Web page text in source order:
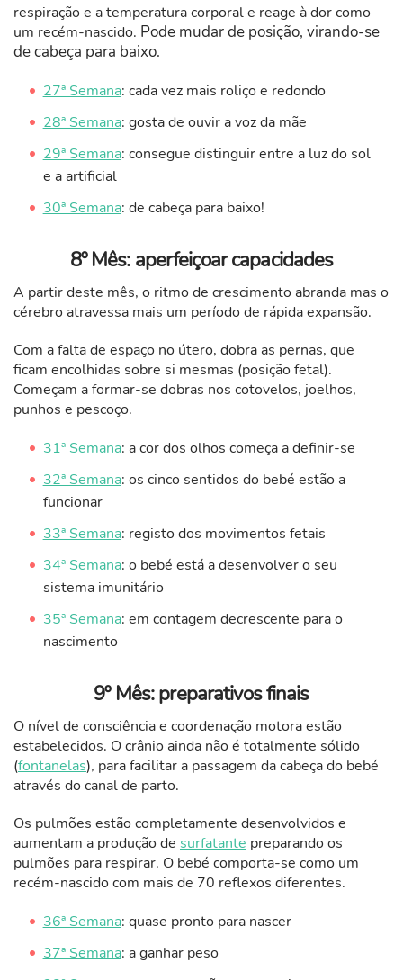
respiração e a temperatura corporal e reage à dor como
um recém-nascido. Pode mudar de posição, virando-se
de cabeça para baixo.
27ª Semana: cada vez mais roliço e redondo
28ª Semana: gosta de ouvir a voz da mãe
29ª Semana: consegue distinguir entre a luz do sol
e a artificial
30ª Semana: de cabeça para baixo!
8º Mês: aperfeiçoar capacidades
A partir deste mês, o ritmo de crescimento abranda mas o
cérebro atravessa mais um período de rápida expansão.
Com a falta de espaço no útero, dobra as pernas, que
ficam encolhidas sobre si mesmas (posição fetal).
Começam a formar-se dobras nos cotovelos, joelhos,
punhos e pescoço.
31ª Semana: a cor dos olhos começa a definir-se
32ª Semana: os cinco sentidos do bebé estão a
funcionar
33ª Semana: registo dos movimentos fetais
34ª Semana: o bebé está a desenvolver o seu
sistema imunitário
35ª Semana: em contagem decrescente para o
nascimento
9º Mês: preparativos finais
O nível de consciência e coordenação motora estão
estabelecidos. O crânio ainda não é totalmente sólido
(fontanelas), para facilitar a passagem da cabeça do bebé
através do canal de parto.
Os pulmões estão completamente desenvolvidos e
aumentam a produção de surfatante preparando os
pulmões para respirar. O bebé comporta-se como um
recém-nascido com mais de 70 reflexos diferentes.
36ª Semana: quase pronto para nascer
37ª Semana: a ganhar peso